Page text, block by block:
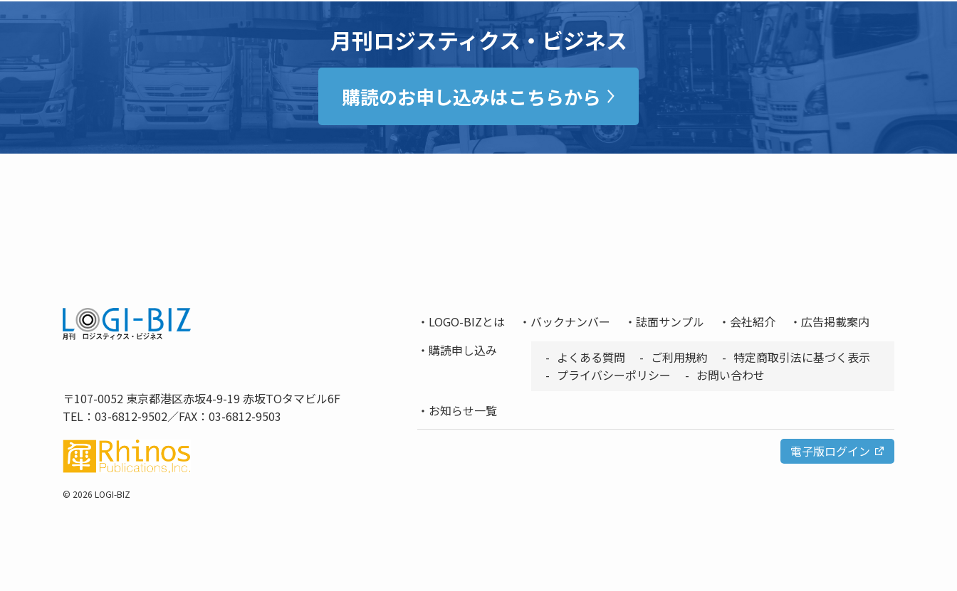
月刊ロジスティクス・ビジネス
購読のお申し込みはこちらから
〒107-0052 東京都港区赤坂4-9-19 赤坂TOタマビル6F
TEL：03-6812-9502／FAX：03-6812-9503
© 2026 LOGI-BIZ
LOGO-BIZとは バックナンバー 誌面サンプル 会社紹介
広告掲載案内
購読申し込み
よくある質問 ご利用規約
特定商取引法に基づく表示
プライバシーポリシー
お問い合わせ
お知らせ一覧
電子版ログイン